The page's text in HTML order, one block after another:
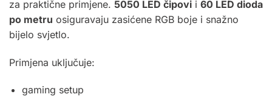
za praktične primjene. 5050 LED čipovi i 60 LED dioda
po metru osiguravaju zasićene RGB boje i snažno
bijelo svjetlo.
Primjena uključuje:
gaming setup